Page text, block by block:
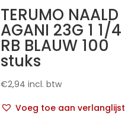
TERUMO NAALD
AGANI 23G 1 1/4
RB BLAUW 100
stuks
€2,94 incl. btw
Voeg toe aan verlanglijst